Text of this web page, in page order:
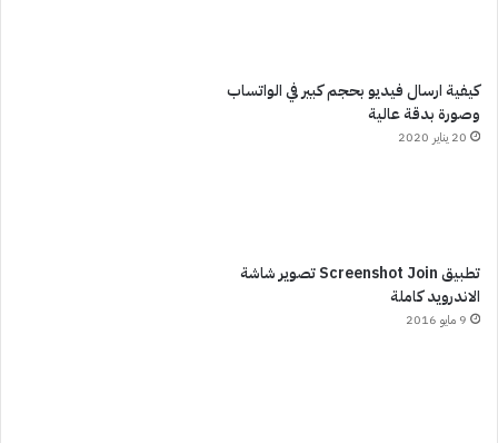
كيفية ارسال فيديو بحجم كبير في الواتساب
وصورة بدقة عالية
20 يناير 2020
تطبيق Screenshot Join تصوير شاشة
الاندرويد كاملة
9 مايو 2016